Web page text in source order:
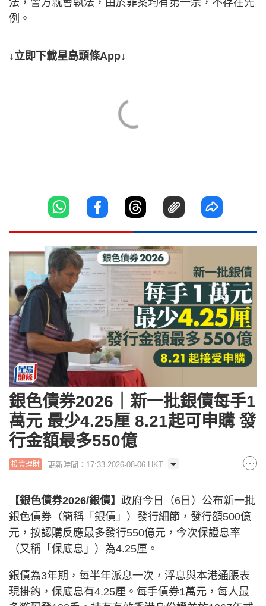
法，警方就會執法，由於罪案均有第一宗，不存在先
例。
↓立即下載星島頭條App↓
銀色債券2026｜新一批銀債每手1
萬元 最少4.25厘 8.21起可申購 發
行金額最多550億
投資理財 更新時間：17:33 2026-08-06 HKT
【銀色債券2026/銀債】 政府今日（6日）公布新一批
銀色債券（簡稱「銀債」）發行細節，發行額500億
元，按認購反應最多發行550億元，今次保證息率
（又稱「保底息」）為4.25厘。
銀債為3年期，每半年派息一次，浮息與本港通脹表
現掛鈎，保底息有4.25厘。每手債券1萬元，每人最